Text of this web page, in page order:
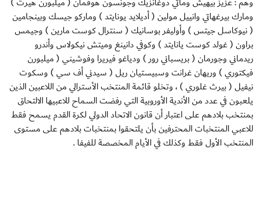
ومارك بيرغهاتي وانييل مولين ( أديلايد يونايتد ) وماركو جيسك وبينجامين
( نيوكاسل جيتس ) وأوليفر بوسانيك ( سنترال كوست مارين ) وجيمس
براون ( غولد كوست يانايتد ) وكوفي دانينغ وميتش نيكولاس وأندرو
ريدماني وجورمان ( بريسباني رور ) ودياغو فيريرا وفوشيني ( ميلبورن
فيكتوري ) وريهان غرانت وسبيستيان ريل ( سيدني أف سي ) وسكوت
نيفيل ( بيرث غلوري ) ، وتخلو قائمة المنتخب الأسترالي من اللاعبين الذين
يلعبون في عدد من الأندية الأوروبية التي رفضت السماح للاعبيها الالتحاق
بمنتخب بلادهم على اعتبار أن قانون الاتحاد الدولي لكرة القدم يسمح فقط
للاعبي المنتخبات المحترفين بأن يلتحقوا بمنتخبات بلادهم على مستوى
المنتخب الأول فقط وكذلك في الأيام المخصصة للفيفا .